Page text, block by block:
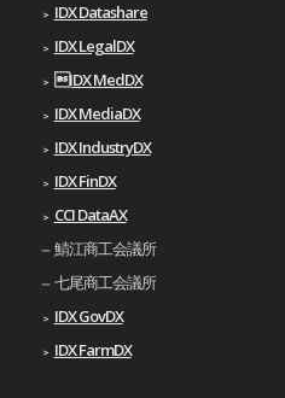
IDX Datashare
IDX LegalDX
IDX MedDX
IDX MediaDX
IDX IndustryDX
IDX FinDX
CCI DataAX
鯖江商工会議所
七尾商工会議所
IDX GovDX
IDX FarmDX